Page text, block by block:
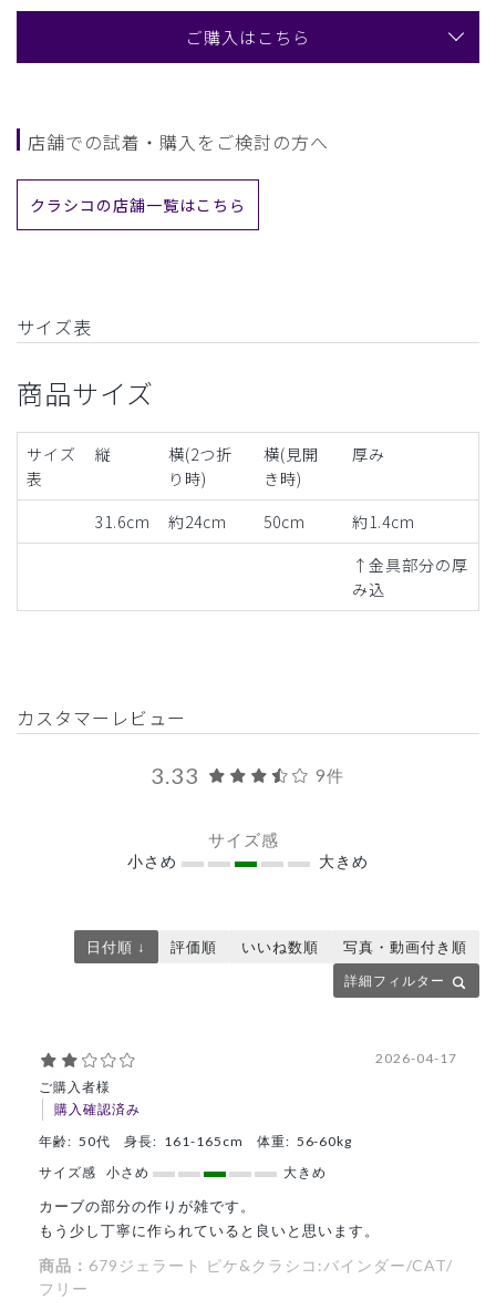
ご購入はこちら
店舗での試着・購入をご検討の方へ
クラシコの店舗一覧はこちら
サイズ表
商品サイズ
サイズ
表
縦
横(2つ折
り時)
横(見開
き時)
厚み
31.6cm 約24cm 50cm
約1.4cm
↑金具部分の厚
み込
カスタマーレビュー
3.33 9件
サイズ感
小さめ 大きめ
詳細フィルター
日付順 ↓ 評価順 いいね数順 写真・動画付き順
ご購入者様
購入確認済み
2026-04-17
年齢: 50代 身長: 161-165cm 体重: 56-60kg
サイズ感
小さめ 大きめ
カーブの部分の作りが雑です。
もう少し丁寧に作られていると良いと思います。
商品： 679ジェラート ピケ&クラシコ:バインダー/CAT/
フリー